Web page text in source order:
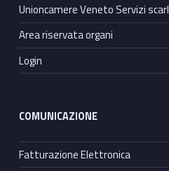
Unioncamere Veneto Servizi scarl
Area riservata organi
Login
COMUNICAZIONE
Fatturazione Elettronica